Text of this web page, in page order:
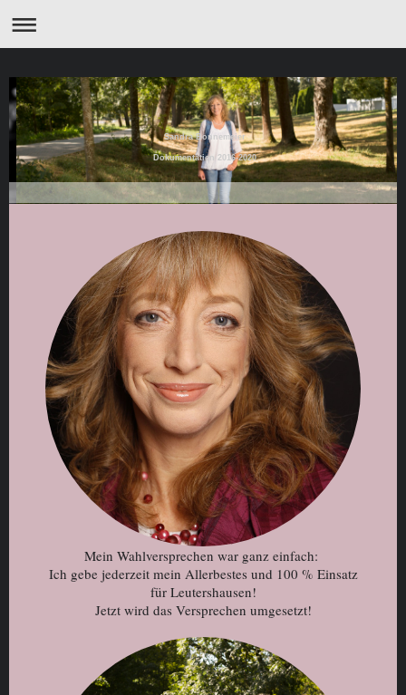
Sandra Bonnemeier
Dokumentation 2016-2020
Mein Wahlversprechen war ganz einfach:
Ich gebe jederzeit mein Allerbestes und 100 % Einsatz
für Leutershausen!
Jetzt wird das Versprechen umgesetzt!